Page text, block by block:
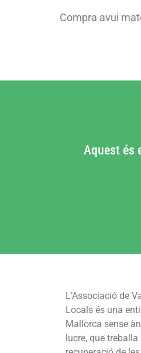
Compra avui
Aquest és
L’Associació de
Locals és una
Mallorca sense
lucre, que treballa